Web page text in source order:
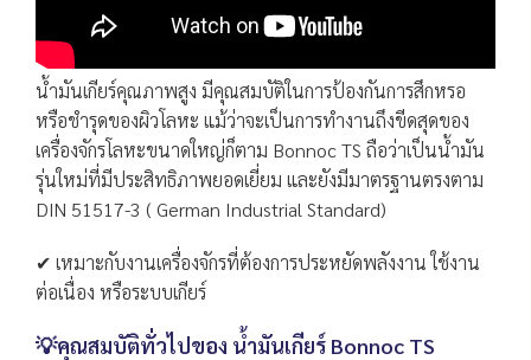
น้ำมันเกียร์คุณภาพสูง มีคุณสมบัติในการป้องกันการสึกหรอ
หรือชำรุดของผิวโลหะ แม้ว่าจะเป็นการทำงานถึงขีดสุดของ
เครื่องจักรโลหะขนาดใหญ่ก็ตาม Bonnoc TS ถือว่าเป็นน้ำมัน
รุ่นใหม่ที่มีประสิทธิภาพยอดเยี่ยม และยังมีมาตรฐานตรงตาม
DIN 51517-3 ( German Industrial Standard)
✔ เหมาะกับงานเครื่องจักรที่ต้องการประหยัดพลังงาน ใช้งาน
ต่อเนื่อง หรือระบบเกียร์
💡คุณสมบัติทั่วไปของ น้ำมันเกียร์ Bonnoc TS